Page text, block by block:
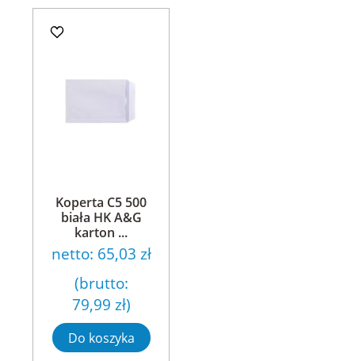
Koperta C5 500
biała HK A&G
karton ...
netto: 65,03 zł
(brutto:
79,99 zł)
Do koszyka